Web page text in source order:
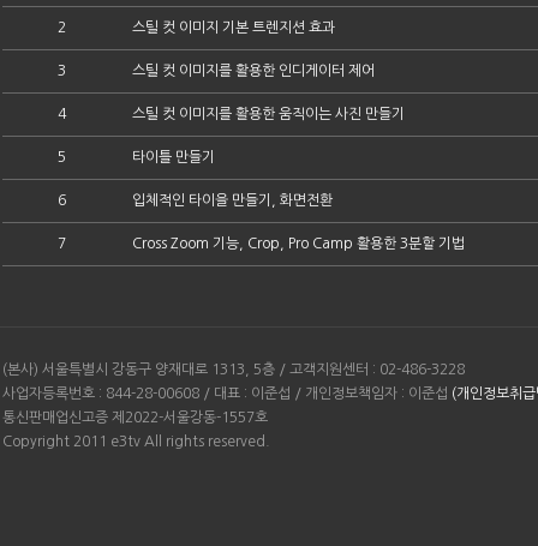
2 스틸 컷 이미지 기본 트렌지션 효과
3 스틸 컷 이미지를 활용한 인디게이터 제어
4 스틸 컷 이미지를 활용한 움직이는 사진 만들기
5 타이틀 만들기
6 입체적인 타이을 만들기, 화면전환
7 Cross Zoom 기능, Crop, Pro Camp 활용한 3분할 기법
(본사) 서울특별시 강동구 양재대로 1313, 5층 / 고객지원센터 : 02-486-3228
사업자등록번호 : 844-28-00608 / 대표 : 이준섭 / 개인정보책임자 : 이준섭 (개인정보취
통신판매업신고증 제2022-서울강동-1557호
Copyright 2011 e3tv All rights reserved.